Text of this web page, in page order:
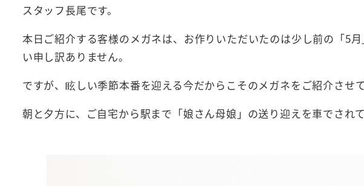
スタッフ長尾です。
本日ご紹介する客様のメガネは、お作りいただいたのは少し前の「5
い申し訳ありません。
ですが、眩しい季節本番を迎える今だからこそのメガネをご紹介させて
朝と夕方に、ご自宅から駅まで「娘さん母娘」の送り迎えを車でされ